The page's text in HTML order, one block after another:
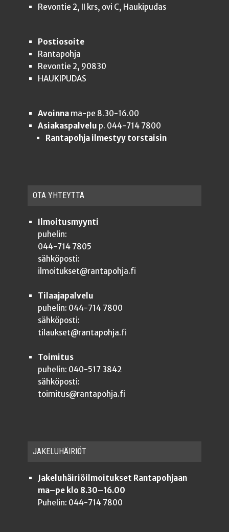
Revontie 2, II krs, ovi C, Haukipudas
Postiosoite
Rantapohja
Revontie 2, 90830
HAUKIPUDAS
Avoinnama-pe 8.30-16.00
Asiakaspalvelu p. 044-714 7800
Rantapohja ilmestyy torstaisin
OTA YHTEYT­TÄ
Ilmoitusmyynti
puhelin:
044-714 7805
sähköposti:
ilmoitukset@rantapohja.fi
Tilaajapalvelu
puhelin: 044-714 7800
sähköposti:
tilaukset@rantapohja.fi
Toimitus
puhelin: 040-517 3842
sähköposti:
toimitus@rantapohja.fi
JAKE­LU­HÄI­RIÖT
Jakeluhäiriöilmoitukset Rantapohjaan
ma–pe klo 8.30–16.00
Puhelin: 044-714 7800